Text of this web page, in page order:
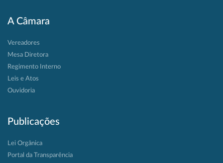
A Câmara
Vereadores
Mesa Diretora
Regimento Interno
Leis e Atos
Ouvidoria
Publicações
Lei Orgânica
Portal da Transparência